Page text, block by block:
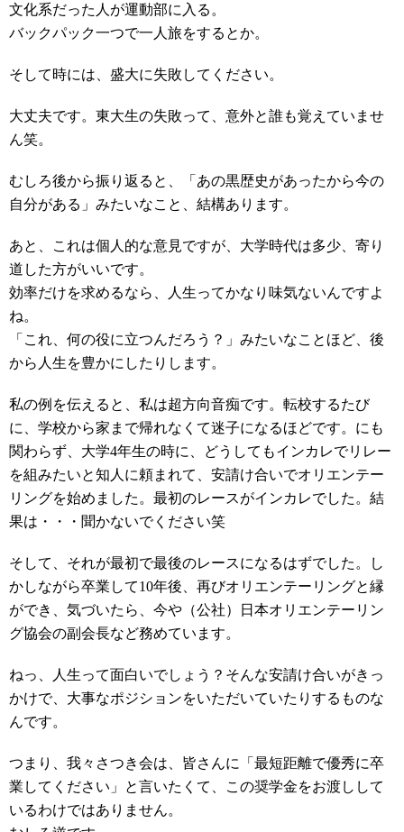
文化系だった人が運動部に入る。
バックパック一つで一人旅をするとか。
そして時には、盛大に失敗してください。
大丈夫です。東大生の失敗って、意外と誰も覚えていませ
ん笑。
むしろ後から振り返ると、「あの黒歴史があったから今の
自分がある」みたいなこと、結構あります。
あと、これは個人的な意見ですが、大学時代は多少、寄り
道した方がいいです。
効率だけを求めるなら、人生ってかなり味気ないんですよ
ね。
「これ、何の役に立つんだろう？」みたいなことほど、後
から人生を豊かにしたりします。
私の例を伝えると、私は超方向音痴です。転校するたび
に、学校から家まで帰れなくて迷子になるほどです。にも
関わらず、大学4年生の時に、どうしてもインカレでリレー
を組みたいと知人に頼まれて、安請け合いでオリエンテー
リングを始めました。最初のレースがインカレでした。結
果は・・・聞かないでください笑
そして、それが最初で最後のレースになるはずでした。し
かしながら卒業して10年後、再びオリエンテーリングと縁
ができ、気づいたら、今や（公社）日本オリエンテーリン
グ協会の副会長など務めています。
ねっ、人生って面白いでしょう？そんな安請け合いがきっ
かけで、大事なポジションをいただいていたりするものな
んです。
つまり、我々さつき会は、皆さんに「最短距離で優秀に卒
業してください」と言いたくて、この奨学金をお渡しして
いるわけではありません。